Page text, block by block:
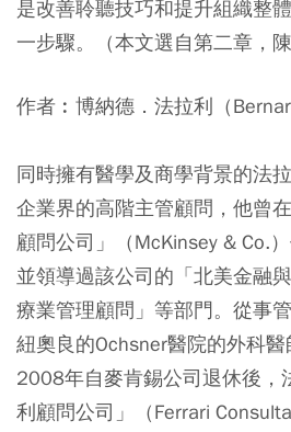
是改善聆聽技巧和提升組織整
一步驟。（本文選自第二章，陳
作者︰博納德．法拉利（
同時擁有醫學及商學背景的法
企業界的高階主管顧問，他曾
顧問公司」（McKinsey & Co.
並領導過該公司的「北美金融
療業管理顧問」等部門。從事
紐奧良的Ochsner醫院的外科醫
2008年自麥肯錫公司退休後，
利顧問公司」（Ferrari